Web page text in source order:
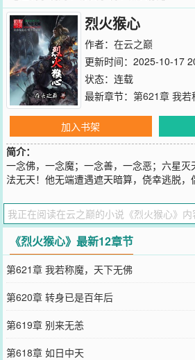
烈火猴心
作者： 在云之巅
更新时间：2025-10-17
状态：连载
最新章节： 第621章 我若
加入书架
简介：
一念佛，一念魔；一念善，一念恶；六星灭
法无天！他无端遭遇遮天暗算，侥幸逃脱
离奇欺诈，漫天仙佛神魔的铁血追杀，是
乱的天庭，光怪陆离的三界争斗，是阴谋
咄嗟，他棍震苍穹破，逃亡如猪狗；撕裂天
斗云，归来斩仙佛。自此，金箍棒在手，烈
一吼妖魔碎，一棍天下扫，一指乾坤定。最
披肝沥胆、共战妖魔。战如来、战堕天、战
教，一步步走上了仙佛之巅，并意外收获一
坐拥天下万古！作者自定义标签:腹黑强者回
您要是觉得《
烈火猴心
里的朋友推荐哦！
《烈火猴心》最新12章节
第621章 我若称魔，天下无佛
第620章 转身已是百年后
第619章 别来无恙
第618章 如日中天